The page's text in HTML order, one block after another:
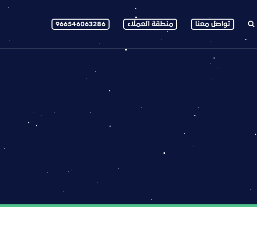
تواصل معنا منطقة العملاء 966546063286